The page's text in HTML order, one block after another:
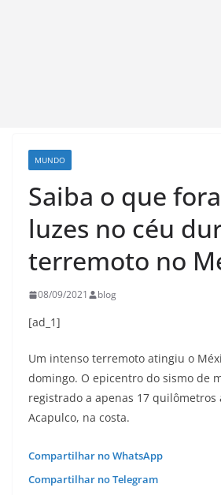
MUNDO
Saiba o que
luzes no céu
terremoto no
08/09/2021 blog
[ad_1]
Um intenso terremoto atingiu o
domingo. O epicentro do sismo de
registrado a apenas 17 quilômetros
Acapulco, na costa.
Compartilhar no WhatsApp
Compartilhar no Telegram